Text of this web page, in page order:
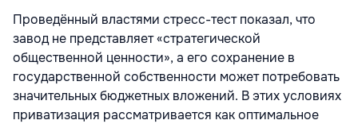
Проведённый властями стресс-тест показал, что
завод не представляет «стратегической
общественной ценности», а его сохранение в
государственной собственности может потребовать
значительных бюджетных вложений. В этих условиях
приватизация рассматривается как оптимальное